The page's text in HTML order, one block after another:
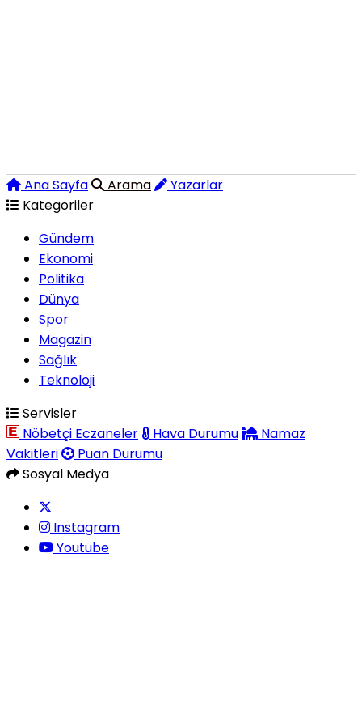
Ana Sayfa Arama
Yazarlar
Kategoriler
Gündem
Ekonomi
Politika
Dünya
Spor
Magazin
Sağlık
Teknoloji
Servisler
Nöbetçi Eczaneler
Hava Durumu
Namaz
Vakitleri
Puan Durumu
Sosyal Medya
Instagram
Youtube